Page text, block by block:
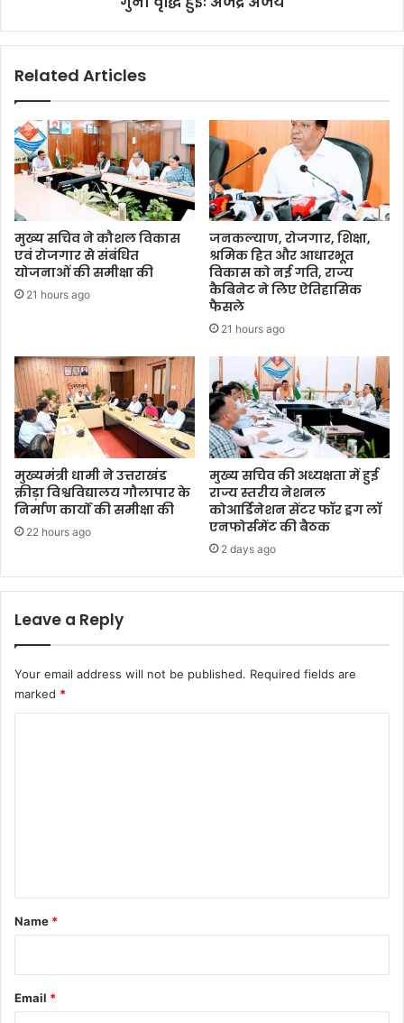
Related Articles
मुख्य सचिव ने कौशल विकास
एवं रोजगार से संबंधित
योजनाओं की समीक्षा की
21 hours ago
जनकल्याण, रोजगार, शिक्षा,
श्रमिक हित और आधारभूत
विकास को नई गति, राज्य
कैबिनेट ने लिए ऐतिहासिक
फैसले
21 hours ago
मुख्यमंत्री धामी ने उत्तराखंड
क्रीड़ा विश्वविद्यालय गौलापार के
निर्माण कार्यों की समीक्षा की
22 hours ago
मुख्य सचिव की अध्यक्षता में हुई
राज्य स्तरीय नेशनल
कोआर्डिनेशन सेंटर फॉर ड्रग लॉ
एनफोर्समेंट की बैठक
2 days ago
Leave a Reply
Your email address will not be published. Required fields are
marked *
*
Name *
Email *